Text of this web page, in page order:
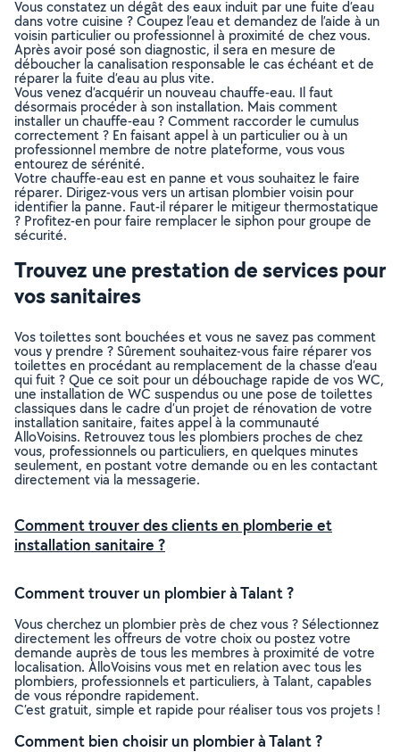
Vous constatez un dégât des eaux induit par une fuite d’eau
dans votre cuisine ? Coupez l’eau et demandez de l’aide à un
voisin particulier ou professionnel à proximité de chez vous.
Après avoir posé son diagnostic, il sera en mesure de
déboucher la canalisation responsable le cas échéant et de
réparer la fuite d’eau au plus vite.
Vous venez d’acquérir un nouveau chauffe-eau. Il faut
désormais procéder à son installation. Mais comment
installer un chauffe-eau ? Comment raccorder le cumulus
correctement ? En faisant appel à un particulier ou à un
professionnel membre de notre plateforme, vous vous
entourez de sérénité.
Votre chauffe-eau est en panne et vous souhaitez le faire
réparer. Dirigez-vous vers un artisan plombier voisin pour
identifier la panne. Faut-il réparer le mitigeur thermostatique
? Profitez-en pour faire remplacer le siphon pour groupe de
sécurité.
Trouvez une prestation de services pour
vos sanitaires
Vos toilettes sont bouchées et vous ne savez pas comment
vous y prendre ? Sûrement souhaitez-vous faire réparer vos
toilettes en procédant au remplacement de la chasse d’eau
qui fuit ? Que ce soit pour un débouchage rapide de vos WC,
une installation de WC suspendus ou une pose de toilettes
classiques dans le cadre d’un projet de rénovation de votre
installation sanitaire, faites appel à la communauté
AlloVoisins. Retrouvez tous les plombiers proches de chez
vous, professionnels ou particuliers, en quelques minutes
seulement, en postant votre demande ou en les contactant
directement via la messagerie.
Comment trouver des clients en plomberie et
installation sanitaire ?
Comment trouver un plombier à Talant ?
Vous cherchez un plombier près de chez vous ? Sélectionnez
directement les offreurs de votre choix ou postez votre
demande auprès de tous les membres à proximité de votre
localisation. AlloVoisins vous met en relation avec tous les
plombiers, professionnels et particuliers, à Talant, capables
de vous répondre rapidement.
C’est gratuit, simple et rapide pour réaliser tous vos projets !
Comment bien choisir un plombier à Talant ?